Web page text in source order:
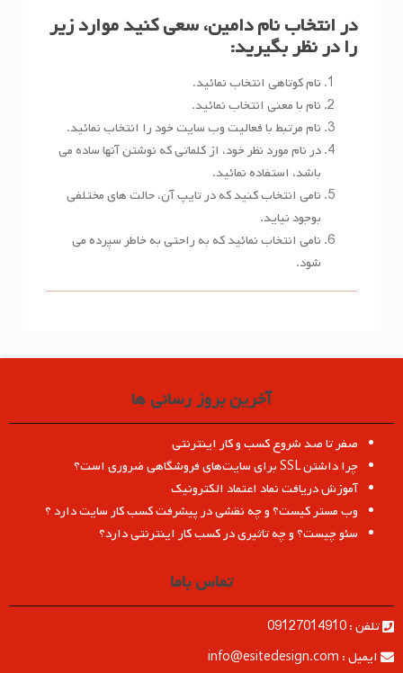
در انتخاب نام دامین، سعی کنید موارد زیر
را در نظر بگیرید:
نام کوتاهی انتخاب نمائید.
نام با معنی انتخاب نمائید.
نام مرتبط با فعالیت وب سایت خود را انتخاب نمائید.
در نام مورد نظر خود، از کلماتی که نوشتن آنها ساده می
باشد، استفاده نمائید.
نامی انتخاب کنید که در تایپ آن، حالت های مختلفی
بوجود نیاید.
نامی انتخاب نمائید که به راحتی به خاطر سپرده می
شود.
آخرین بروز رسانی ها
صفر تا صد شروع کسب و کار اینترنتی
چرا داشتن SSL برای سایت‌های فروشگاهی ضروری است؟
آموزش دریافت نماد اعتماد الکترونیک
وب مستر کیست؟ و چه نقشی در پیشرفت کسب کار سایت دارد ؟
سئو چیست؟ و چه تاثیری در کسب کار اینترنتی دارد؟
تماس باما
تلفن : 09127014910
ایمیل : info@esitedesign.com